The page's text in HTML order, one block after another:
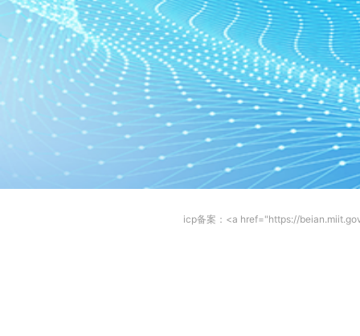
icp备案：<a href="https://